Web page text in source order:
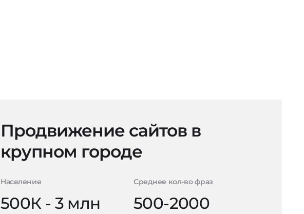
Продвижение сайтов в
крупном городе
Население
500К - 3 млн
Среднее кол-во фраз
500-2000